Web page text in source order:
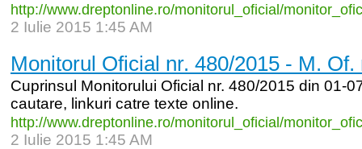
http://www.dreptonline.ro/monitorul_ oficial/monitor_
2 Iulie 2015 1:45 AM
Monitorul Oficial nr. 480/2015 - M. Of.
Cuprinsul Monitorului Oficial nr. 480/2015 din 01-
cautare, linkuri catre texte online.
http://www.dreptonline.ro/monitorul_ oficial/monitor_
2 Iulie 2015 1:45 AM